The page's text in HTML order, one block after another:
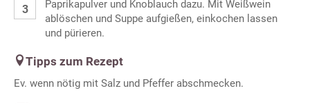
Paprikapulver und Knoblauch dazu. Mit Weißwein
ablöschen und Suppe aufgießen, einkochen lassen
und pürieren.
Tipps zum Rezept
Ev. wenn nötig mit Salz und Pfeffer abschmecken.